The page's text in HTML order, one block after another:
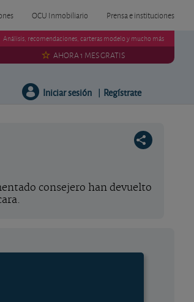
OCU Inmobiliario Prensa e instituciones
Análisis, recomendaciones, carteras modelo y mucho más
AHORA 1 MES GRATIS
Iniciar sesión | Regístrate
consejero han devuelto